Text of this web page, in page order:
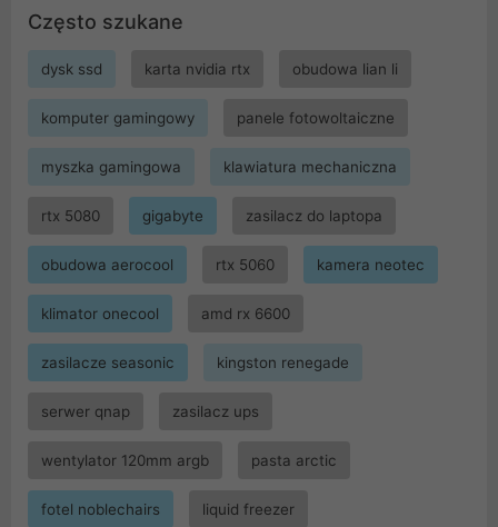
Często szukane
dysk ssd karta nvidia rtx obudowa lian li
komputer gamingowy panele fotowoltaiczne
myszka gamingowa klawiatura mechaniczna
rtx 5080 gigabyte zasilacz do laptopa
obudowa aerocool rtx 5060 kamera neotec
klimator onecool amd rx 6600
zasilacze seasonic kingston renegade
serwer qnap zasilacz ups
wentylator 120mm argb pasta arctic
fotel noblechairs liquid freezer